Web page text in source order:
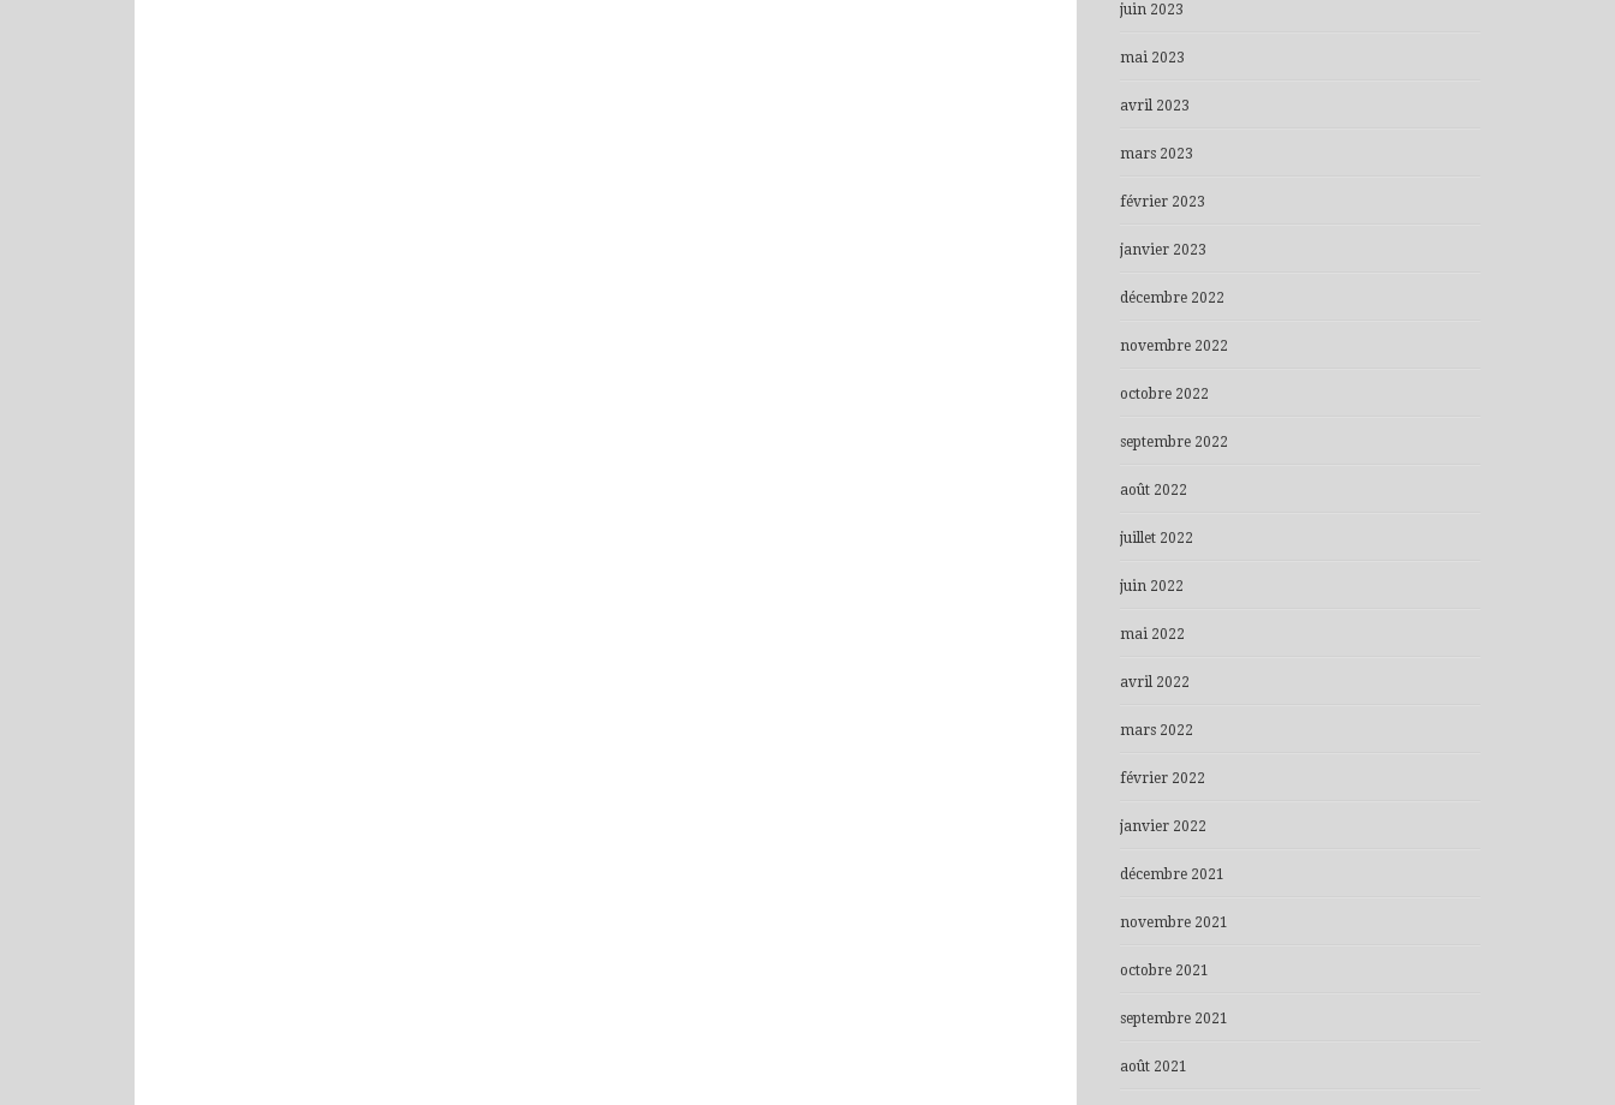
juin 2023
mai 2023
avril 2023
mars 2023
février 2023
janvier 2023
décembre 2022
novembre 2022
octobre 2022
septembre 2022
août 2022
juillet 2022
juin 2022
mai 2022
avril 2022
mars 2022
février 2022
janvier 2022
décembre 2021
novembre 2021
octobre 2021
septembre 2021
août 2021